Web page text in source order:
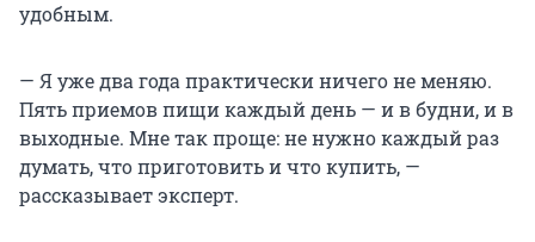
удобным.
— Я уже два года практически ничего не меняю.
Пять приемов пищи каждый день — и в будни, и в
выходные. Мне так проще: не нужно каждый раз
думать, что приготовить и что купить, —
рассказывает эксперт.